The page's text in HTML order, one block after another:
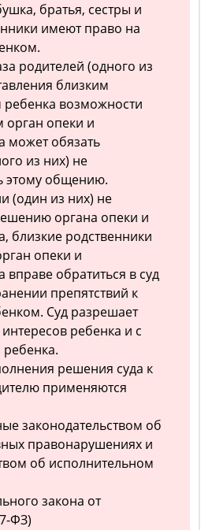
братья, сестры и
имеют право на
родителей (одного из
близким
ребенка возможности
орган опеки и
может обязать
из них) не
этому общению.
(один из них) не
органа опеки и
близкие родственники
опеки и
вправе обратиться в суд
препятствий к
Суд разрешает
ребенка и с
решения суда к
применяются
законодательством об
правонарушениях и
об исполнительном
закона от
ФЗ)